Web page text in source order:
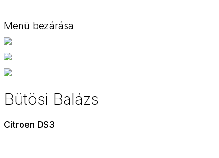
Menü bezárása
Bütösi Balázs
Citroen DS3